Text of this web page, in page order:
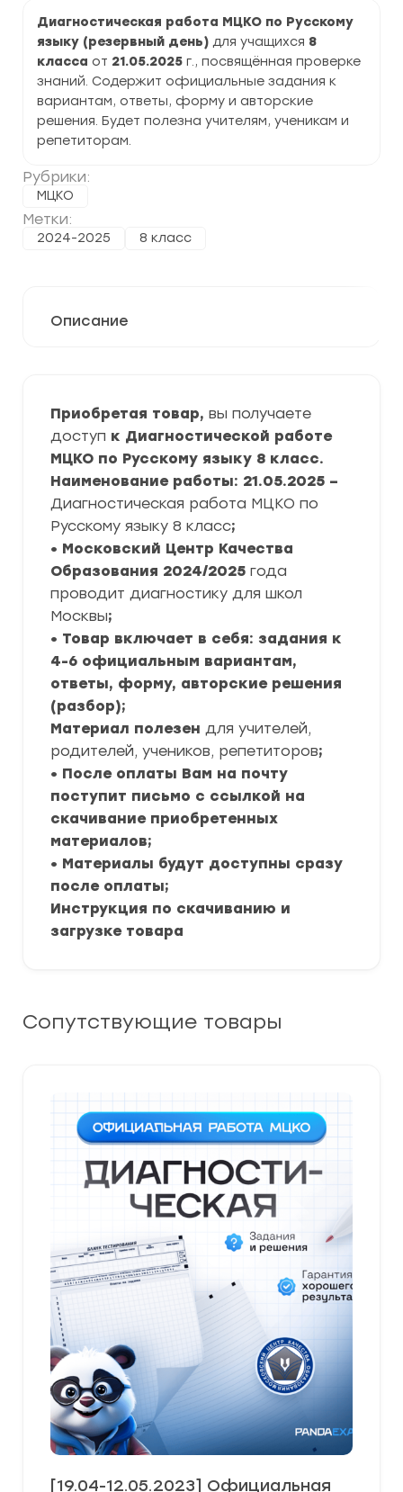
Диагностическая работа МЦКО по Русскому
языку (резервный день) для учащихся 8
класса от 21.05.2025 г., посвящённая проверке
знаний. Содержит официальные задания к
вариантам, ответы, форму и авторские
решения. Будет полезна учителям, ученикам и
репетиторам.
Рубрики:
МЦКО
Метки:
2024-2025 8 класс
класс
задания
и
ответы
Описание
Приобретая товар, вы получаете
доступ к Диагностической работе
МЦКО по Русскому языку 8 класс.
Наименование работы: 21.05.2025 –
Диагностическая работа МЦКО по
Русскому языку 8 класс;
• Московский Центр Качества
Образования 2024/2025 года
проводит диагностику для школ
Москвы;
• Товар включает в себя: задания к
4-6 официальным вариантам,
ответы, форму, авторские решения
(разбор);
Материал полезен для учителей,
родителей, учеников, репетиторов;
• После оплаты Вам на почту
поступит письмо с ссылкой на
скачивание приобретенных
материалов;
• Материалы будут доступны сразу
после оплаты;
Инструкция по скачиванию и
загрузке товара
Сопутствующие товары
[19.04-12.05.2023] Официальная